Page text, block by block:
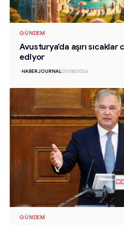
GÜNDEM
Avusturya’da aşırı
ediyor
-HABERJOURNAL01/08/2026
GÜNDEM